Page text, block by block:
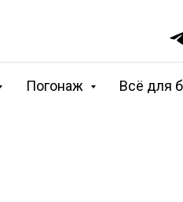
Погонаж Всё для